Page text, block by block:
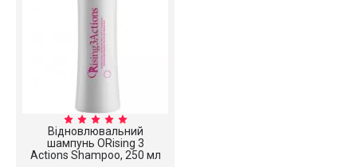
Відновлювальний
шампунь ORising 3
Actions Shampoo, 250 мл